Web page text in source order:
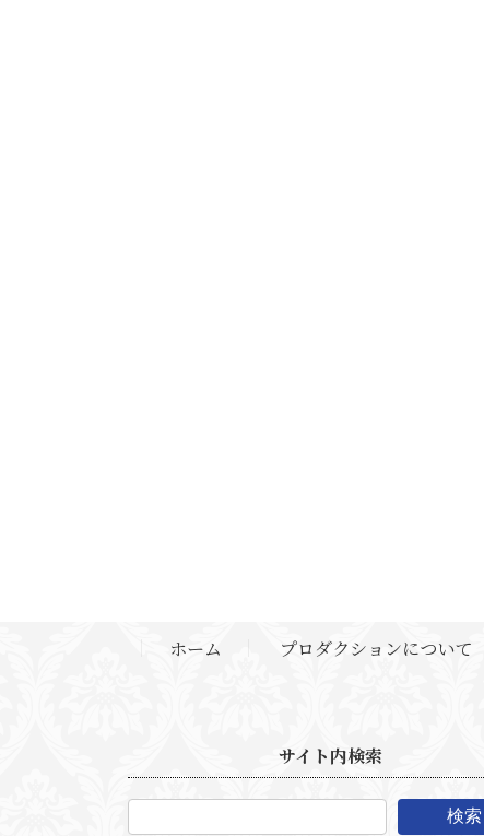
ホーム プロダクションについて
サイト内検索
検索